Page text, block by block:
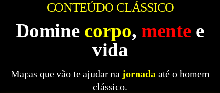
CONTEÚDO CLÁSSICO
Domine corpo, mente e
vida
Mapas que vão te ajudar na jornada até o homem
clássico.